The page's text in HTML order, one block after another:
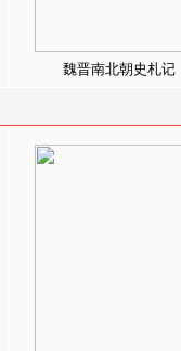
魏晋南北朝史札记